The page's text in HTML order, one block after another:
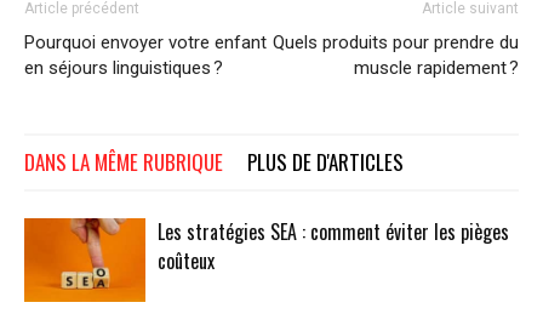
Article précédent
Pourquoi envoyer votre enfant
en séjours linguistiques ?
Article suivant
Quels produits pour prendre du
muscle rapidement ?
DANS LA MÊME RUBRIQUE PLUS DE D'ARTICLES
Les stratégies SEA : comment éviter les pièges
coûteux